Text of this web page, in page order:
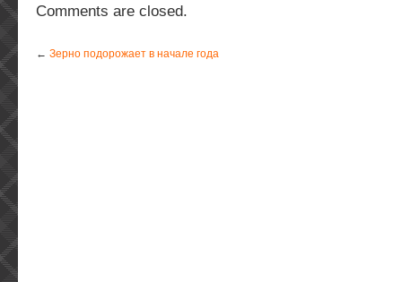
Comments are closed.
← Зерно подорожает в начале года